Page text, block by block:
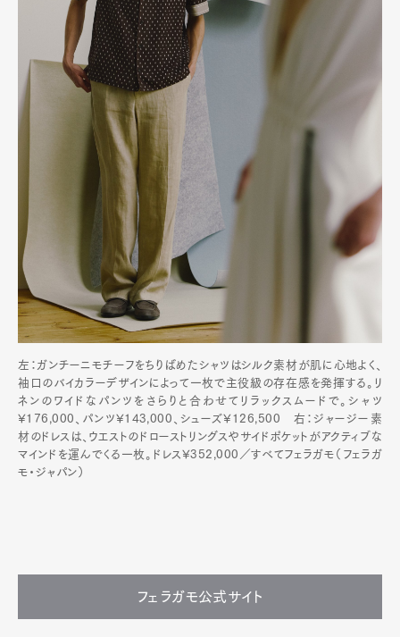
左：ガンチーニモチーフをちりばめたシャツはシルク素材が肌に心地よく、
袖口のバイカラーデザインによって一枚で主役級の存在感を発揮する。リ
ネンのワイドなパンツをさらりと合わせてリラックスムードで。シャツ
¥176,000、パンツ¥143,000、シューズ¥126,500 右：ジャージー素
材のドレスは、ウエストのドローストリングスやサイドポケットがアクティブな
マインドを運んでくる一枚。ドレス¥352,000／すべてフェラガモ（フェラガ
モ・ジャパン）
フェラガモ公式サイト